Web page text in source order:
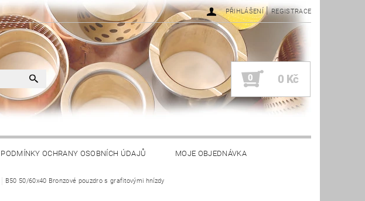
PŘIHLÁŠENÍ | REGISTRACE
0 0 Kč
PODMÍNKY OCHRANY OSOBNÍCH ÚDAJŮ MOJE OBJEDNÁVKA
B50 50/60x40 Bronzové pouzdro s grafitovými hnízdy